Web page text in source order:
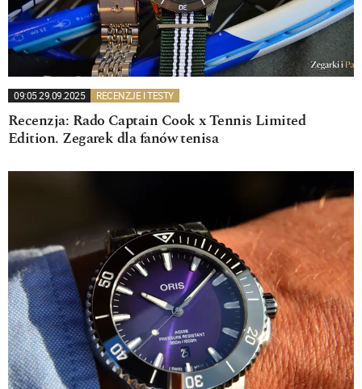
09:05 29.09.2025 RECENZJE I TESTY
Recenzja: Rado Captain Cook x Tennis Limited
Edition. Zegarek dla fanów tenisa